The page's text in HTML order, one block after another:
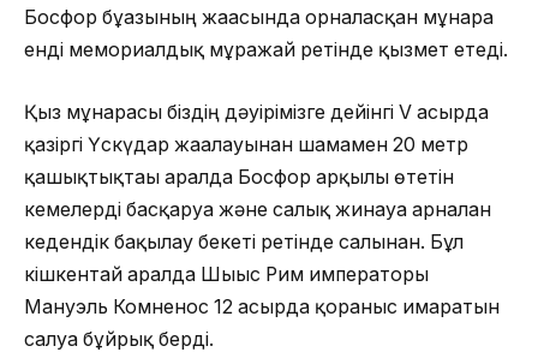
Босфор бұғазының жағасында орналасқан мұнара
енді мемориалдық мұражай ретінде қызмет етеді.
Қыз мұнарасы біздің дәуірімізге дейінгі V ғасырда
қазіргі Үскүдар жағалауынан шамамен 20 метр
қашықтықтағы аралда Босфор арқылы өтетін
кемелерді басқаруға және салық жинауға арналған
кедендік бақылау бекеті ретінде салынған. Бұл
кішкентай аралда Шығыс Рим императоры
Мануэль Комненос 12 ғасырда қорғаныс ғимаратын
салуға бұйрық берді.